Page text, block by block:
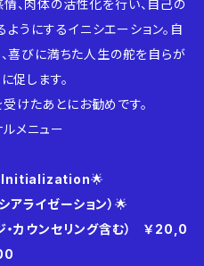
、肉体の活性化を行い、自己の
うにするイニシエーション。自
喜びに満ちた人生の舵を自らが
促します。
けたあとにお勧めです。
ルメニュー
Initialization🌟
アライゼーション）🌟
カウンセリング含む） ￥20,0